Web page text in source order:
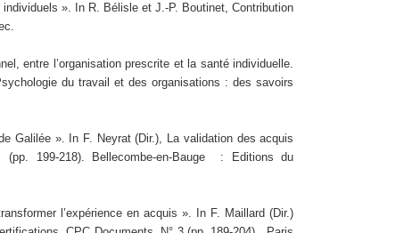
». In R. Bélisle et J.-P. Boutinet, Contribution
entre l’organisation prescrite et la santé individuelle.
du travail et des organisations : des savoirs
Galilée ». In F. Neyrat (Dir.), La validation des acquis
(pp. 199-218). Bellecombe-en-Bauge : Editions du
l’expérience en acquis ». In F. Maillard (Dir.)